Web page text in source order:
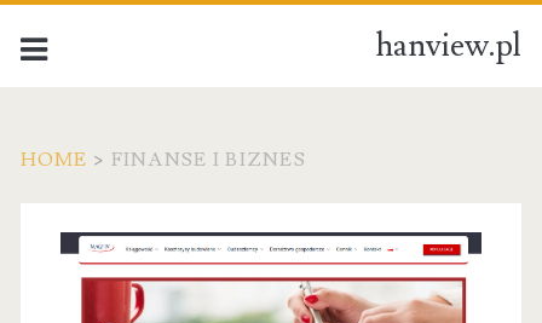
hanview.pl
HOME > FINANSE I BIZNES
Kategoria:
Finanse